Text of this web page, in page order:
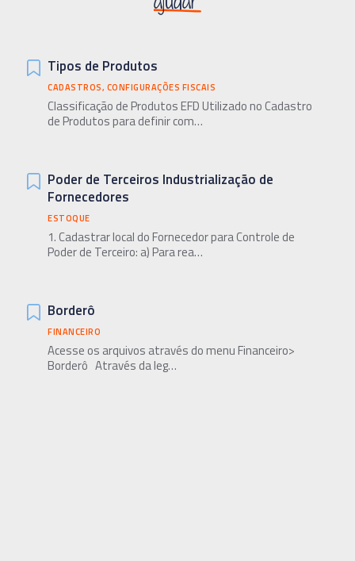
Tipos de Produtos
CADASTROS, CONFIGURAÇÕES FISCAIS
Classificação de Produtos EFD Utilizado no Cadastro
de Produtos para definir com…
Poder de Terceiros Industrialização de
Fornecedores
ESTOQUE
1. Cadastrar local do Fornecedor para Controle de
Poder de Terceiro: a) Para rea…
Borderô
FINANCEIRO
Acesse os arquivos através do menu Financeiro>
Borderô Através da leg…